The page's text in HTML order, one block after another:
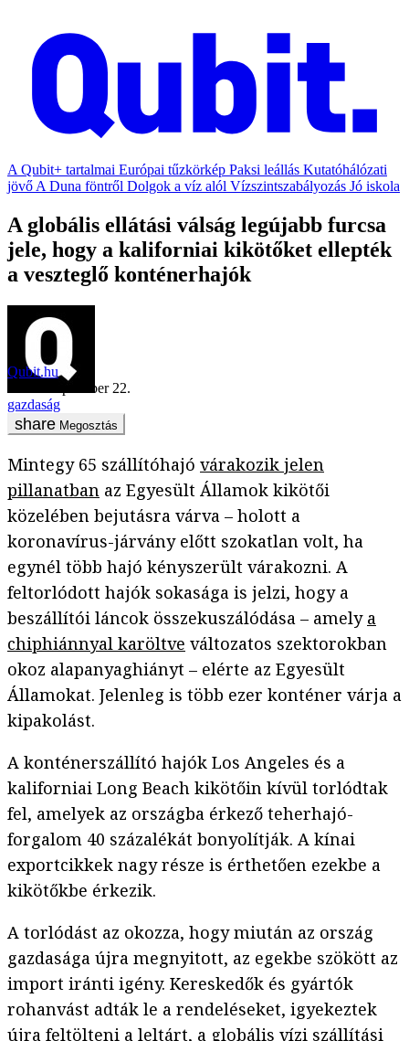
A Qubit+ tartalmai Európai tűzkörkép Paksi leállás Kutatóhálózati
jövő A Duna föntről Dolgok a víz alól Vízszintszabályozás Jó iskola
A globális ellátási válság legújabb furcsa
jele, hogy a kaliforniai kikötőket ellepték
a veszteglő konténerhajók
Qubit.hu
2021. szeptember 22.
gazdaság
Megosztás
Mintegy 65 szállítóhajó várakozik jelen
pillanatban az Egyesült Államok kikötői
közelében bejutásra várva – holott a
koronavírus-járvány előtt szokatlan volt, ha
egynél több hajó kényszerült várakozni. A
feltorlódott hajók sokasága is jelzi, hogy a
beszállítói láncok összekuszálódása – amely a
chiphiánnyal karöltve változatos szektorokban
okoz alapanyaghiányt – elérte az Egyesült
Államokat. Jelenleg is több ezer konténer várja a
kipakolást.
A konténerszállító hajók Los Angeles és a
kaliforniai Long Beach kikötőin kívül torlódtak
fel, amelyek az országba érkező teherhajó-
forgalom 40 százalékát bonyolítják. A kínai
exportcikkek nagy része is érthetően ezekbe a
kikötőkbe érkezik.
A torlódást az okozza, hogy miután az ország
gazdasága újra megnyitott, az egekbe szökött az
import iránti igény. Kereskedők és gyártók
rohanvást adták le a rendeléseket, igyekeztek
újra feltölteni a leltárt, a globális vízi szállítási